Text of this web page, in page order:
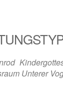
Unterer